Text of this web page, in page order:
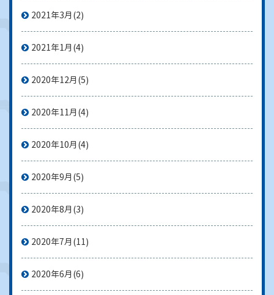
2021年3月 (2)
2021年1月 (4)
2020年12月 (5)
2020年11月 (4)
2020年10月 (4)
2020年9月 (5)
2020年8月 (3)
2020年7月 (11)
2020年6月 (6)